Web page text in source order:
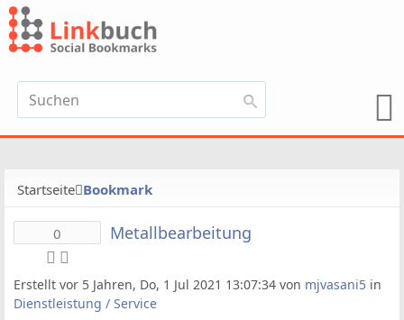
Startseite Bookmark
0 Metallbearbeitung
Erstellt vor 5 Jahren, Do, 1 Jul 2021 13:07:34 von mjvasani5 in
Dienstleistung / Service